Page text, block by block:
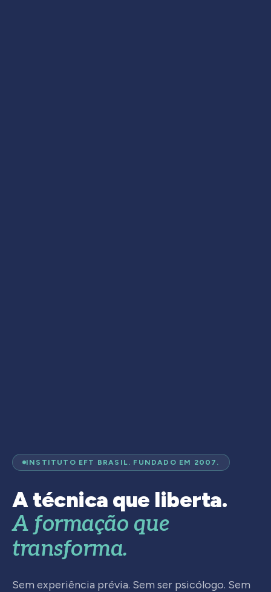
INSTITUTO EFT BRASIL. FUNDADO EM 2007.
A técnica que liberta.
A formação que
transforma.
Sem experiência prévia. Sem ser psicólogo. Sem